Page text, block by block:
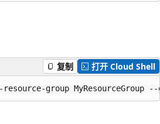
复制 打开 Cloud Shell
group MyResourceGroup